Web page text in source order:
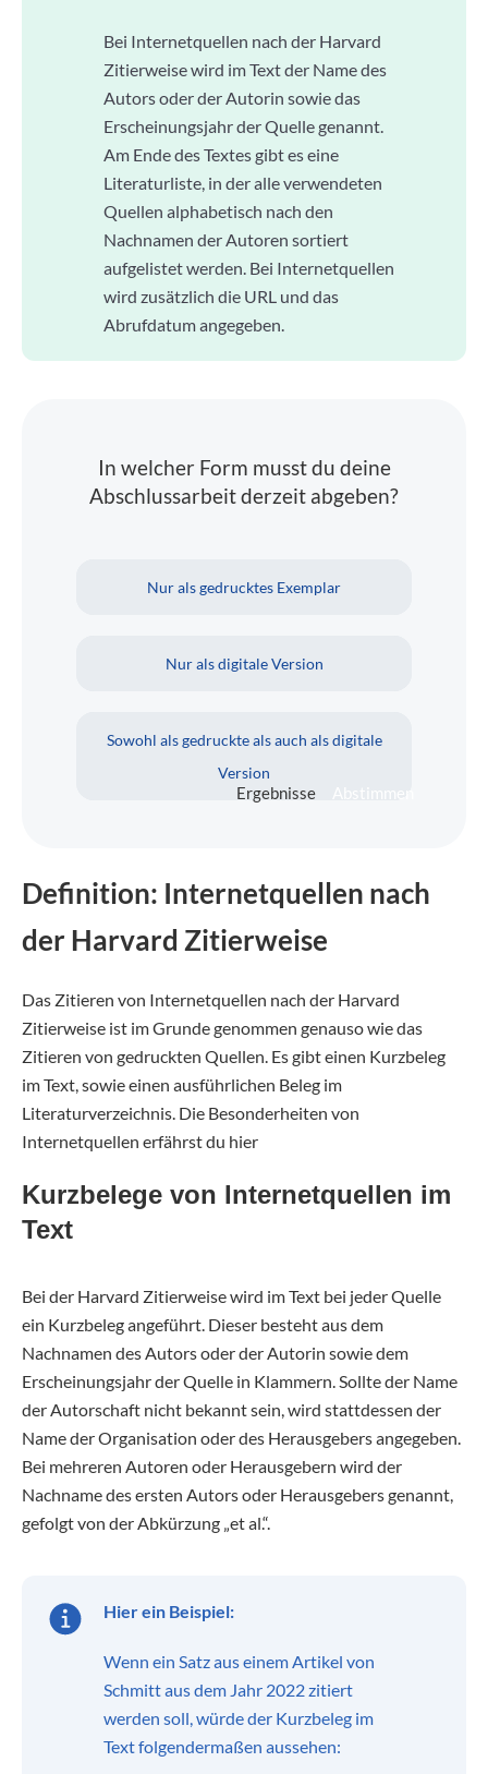
Bei Internetquellen nach der Harvard
Zitierweise wird im Text der Name des
Autors oder der Autorin sowie das
Erscheinungsjahr der Quelle genannt.
Am Ende des Textes gibt es eine
Literaturliste, in der alle verwendeten
Quellen alphabetisch nach den
Nachnamen der Autoren sortiert
aufgelistet werden. Bei Internetquellen
wird zusätzlich die URL und das
Abrufdatum angegeben.
In welcher Form musst du deine
Abschlussarbeit derzeit abgeben?
Nur als gedrucktes Exemplar
Nur als digitale Version
Sowohl als gedruckte als auch als digitale
Version
Ergebnisse Abstimmen
Definition: Internetquellen nach
der Harvard Zitierweise
Das Zitieren von Internetquellen nach der Harvard
Zitierweise ist im Grunde genommen genauso wie das
Zitieren von gedruckten Quellen. Es gibt einen Kurzbeleg
im Text, sowie einen ausführlichen Beleg im
Literaturverzeichnis. Die Besonderheiten von
Internetquellen erfährst du hier
Kurzbelege von Internetquellen im
Text
Bei der Harvard Zitierweise wird im Text bei jeder Quelle
ein Kurzbeleg angeführt. Dieser besteht aus dem
Nachnamen des Autors oder der Autorin sowie dem
Erscheinungsjahr der Quelle in Klammern. Sollte der Name
der Autorschaft nicht bekannt sein, wird stattdessen der
Name der Organisation oder des Herausgebers angegeben.
Bei mehreren Autoren oder Herausgebern wird der
Nachname des ersten Autors oder Herausgebers genannt,
gefolgt von der Abkürzung „et al.“.
Hier ein Beispiel:
Wenn ein Satz aus einem Artikel von
Schmitt aus dem Jahr 2022 zitiert
werden soll, würde der Kurzbeleg im
Text folgendermaßen aussehen: